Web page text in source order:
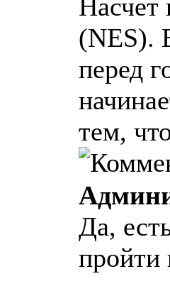
(NES).
перед
тем,
Да,
пройти